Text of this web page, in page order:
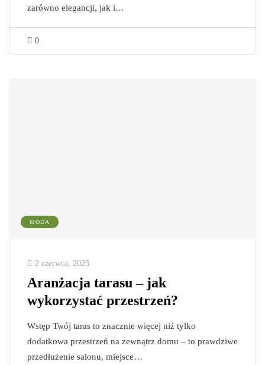
zarówno elegancji, jak i…
0
MODA
2 czerwca, 2025
Aranżacja tarasu – jak
wykorzystać przestrzeń?
Wstęp Twój taras to znacznie więcej niż tylko
dodatkowa przestrzeń na zewnątrz domu – to prawdziwe
przedłużenie salonu, miejsce…